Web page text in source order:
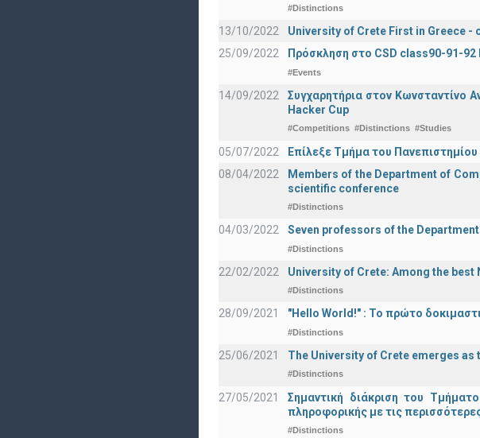
#Distinctions
13/10/2022
University of Crete First in Greece -
25/09/2022
Πρόσκληση στο CSD class90-91-92
#Events
14/09/2022
Συγχαρητήρια στον Κωνσταντίνο
Hacker Cup
#Competitions #Distinctions #Studies
05/07/2022
Επίλεξε Τμήμα του
08/04/2022
Members of the Department of
scientific conference
#Distinctions
04/03/2022 Seven professors of the
#Distinctions
22/02/2022 University of Crete: Among the best
#Distinctions
28/09/2021 "Hello World!" : Το πρώτο
#Distinctions
25/06/2021 The University of Crete emerges as
#Distinctions
27/05/2021
Σημαντική διάκριση του
πληροφορικής με τις
#Distinctions